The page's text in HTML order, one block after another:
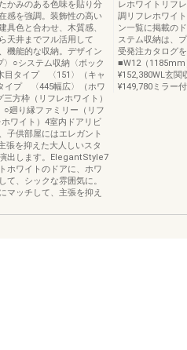
かみのある色味を貼り分
感を強調。装飾性の高い
具色と合わせ、木質感、
天井までフル活用して
機能的な収納。デザイン
○システム収納〈ボック
目タイプ 〈151〉（キャ
イプ 〈445幅広〉（ホワ
方枠（リフレホワイト）
○廻り縁ファミリー（リフ
ワイト）4室内ドアリビ
子供部屋にはエレガント
張を抑えた大人しいスタ
出します。ElegantStyle7
ホワイトのドアに、ホワ
て、シックな雰囲気に。
マッチして、主張を抑え
レホワイトリフ
調リフレホワイ
ン一覧に掲載の
ステム収納は、
受発注カタログ
■W12（1185mm
¥152,380WL玄
¥149,780ミラー